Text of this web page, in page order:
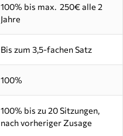
100% bis max. 250€ alle 2
Jahre
Bis zum 3,5-fachen Satz
100%
100% bis zu 20 Sitzungen,
nach vorheriger Zusage